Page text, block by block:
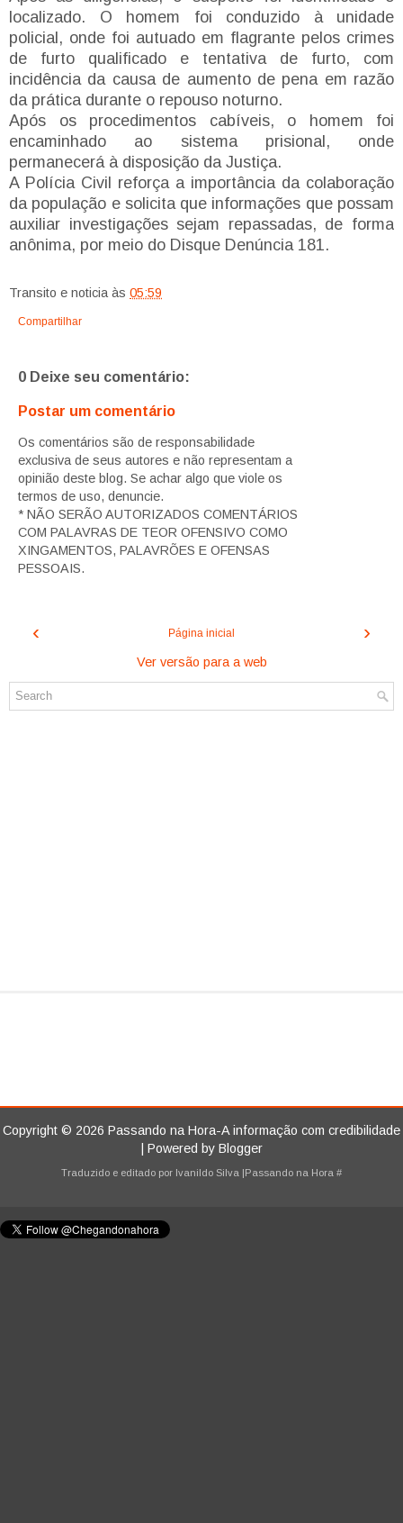
localizado. O homem foi conduzido à unidade
policial, onde foi autuado em flagrante pelos crimes
de furto qualificado e tentativa de furto, com
incidência da causa de aumento de pena em razão
da prática durante o repouso noturno.
Após os procedimentos cabíveis, o homem foi
encaminhado ao sistema prisional, onde
permanecerá à disposição da Justiça.
A Polícia Civil reforça a importância da colaboração
da população e solicita que informações que possam
auxiliar investigações sejam repassadas, de forma
anônima, por meio do Disque Denúncia 181.
Transito e noticia às 05:59
Compartilhar
0 Deixe seu comentário:
Postar um comentário
Os comentários são de responsabilidade
exclusiva de seus autores e não representam a
opinião deste blog. Se achar algo que viole os
termos de uso, denuncie.
* NÃO SERÃO AUTORIZADOS COMENTÁRIOS
COM PALAVRAS DE TEOR OFENSIVO COMO
XINGAMENTOS, PALAVRÕES E OFENSAS
PESSOAIS.
‹ ›
Página inicial
Ver versão para a web
Copyright © 2026 Passando na Hora-A informação com credibilidade
| Powered by Blogger
Traduzido e editado por Ivanildo Silva |Passando na Hora #